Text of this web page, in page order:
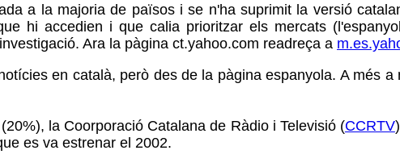
a la majoria de països i se n'ha suprimit la versió
hi accedien i que calia prioritzar els mercats
Ara la pàgina ct.yahoo.com readreça a
en català, però des de la pàgina espanyola. A més
la Coorporació Catalana de Ràdio i Televisió (CCRTV
es va estrenar el 2002.